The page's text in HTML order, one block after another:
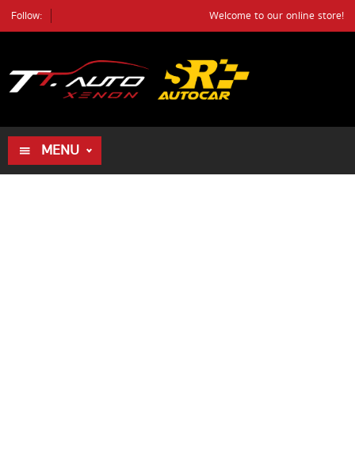
Follow: Welcome to our online store!
MENU
ค้นหา ตัวอย่างรถ
ค้นหา
HOME